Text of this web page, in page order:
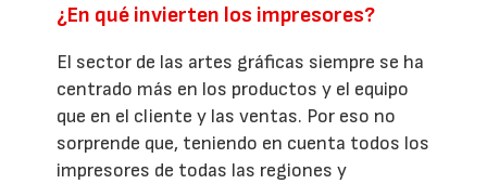
¿En qué invierten los impresores?
El sector de las artes gráficas siempre se ha
centrado más en los productos y el equipo
que en el cliente y las ventas. Por eso no
sorprende que, teniendo en cuenta todos los
impresores de todas las regiones y